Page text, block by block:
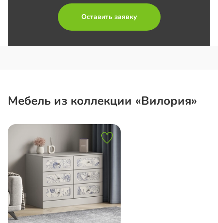
Оставить заявку
Мебель из коллекции «Вилория»